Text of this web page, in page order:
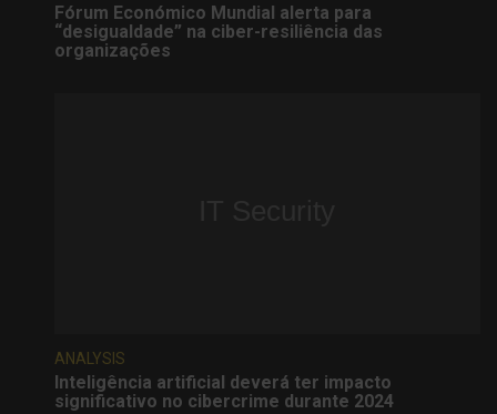
Fórum Económico Mundial alerta para
“desigualdade” na ciber-resiliência das
organizações
ANALYSIS
Inteligência artificial deverá ter impacto
significativo no cibercrime durante 2024